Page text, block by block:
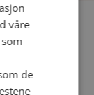
våre
de